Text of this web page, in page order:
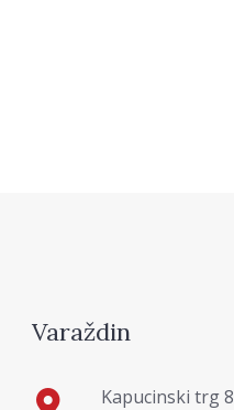
Varaždin
Kapucinski trg 8